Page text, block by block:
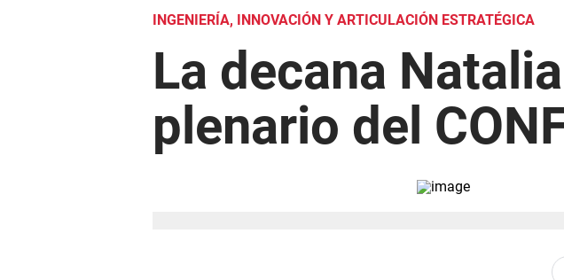
INGENIERÍA, INNOVACIÓN Y ARTICULACIÓN ESTRATÉGICA
La decana
plenario del